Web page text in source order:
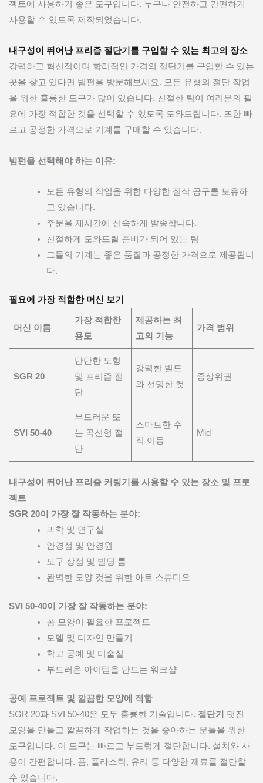
젝트에 사용하기 좋은 도구입니다. 누구나 안전하고 간편하게
사용할 수 있도록 제작되었습니다.
내구성이 뛰어난 프리즘 절단기를 구입할 수 있는 최고의 장소
강력하고 혁신적이며 합리적인 가격의 절단기를 구입할 수 있는
곳을 찾고 있다면 빔펀을 방문해보세요. 모든 유형의 절단 작업
을 위한 훌륭한 도구가 많이 있습니다. 친절한 팀이 여러분의 필
요에 가장 적합한 것을 선택할 수 있도록 도와드립니다. 또한 빠
르고 공정한 가격으로 기계를 구매할 수 있습니다.
빔펀을 선택해야 하는 이유:
모든 유형의 작업을 위한 다양한 절삭 공구를 보유하
고 있습니다.
주문을 제시간에 신속하게 발송합니다.
친절하게 도와드릴 준비가 되어 있는 팀
그들의 기계는 좋은 품질과 공정한 가격으로 제공됩니
다.
필요에 가장 적합한 머신 보기
머신 이름
가장 적합한
용도
제공하는 최
고의 기능
가격 범위
SGR 20
단단한 도형
및 프리즘 절
단
강력한 빌드
와 선명한 컷
중상위권
SVI 50-40
부드러운 또
는 곡선형 절
단
스마트한 수
직 이동
Mid
내구성이 뛰어난 프리즘 커팅기를 사용할 수 있는 장소 및 프로
젝트
SGR 20이 가장 잘 작동하는 분야:
과학 및 연구실
안경점 및 안경원
도구 상점 및 빌딩 룸
완벽한 모양 컷을 위한 아트 스튜디오
SVI 50-40이 가장 잘 작동하는 분야:
폼 모양이 필요한 프로젝트
모델 및 디자인 만들기
학교 공예 및 미술실
부드러운 아이템을 만드는 워크샵
공예 프로젝트 및 깔끔한 모양에 적합
SGR 20과 SVI 50-40은 모두 훌륭한 기술입니다. 절단기
멋진
모양을 만들고 깔끔하게 작업하는 것을 좋아하는 분들을 위한
도구입니다. 이 도구는 빠르고 부드럽게 절단합니다. 설치와 사
용이 간편합니다. 폼, 플라스틱, 유리 등 다양한 재료를 절단할
수 있습니다.